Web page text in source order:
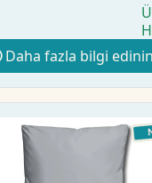
Daha fazla bilgi edinin